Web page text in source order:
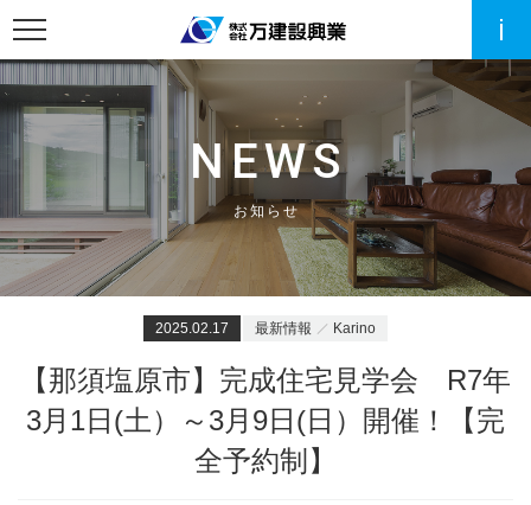
NEWS
お知らせ
2025.02.17 最新情報 Karino
【那須塩原市】完成住宅見学会 R7年
3月1日(土）～3月9日(日）開催！【完
全予約制】